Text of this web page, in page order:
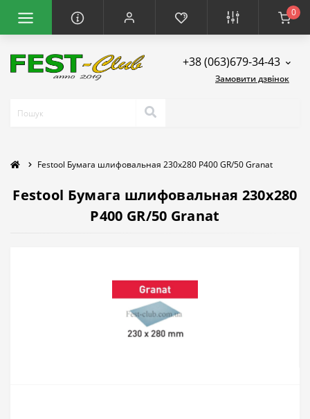
0
+38 (063)679-34-43
Замовити дзвінок
Festool Бумага шлифовальная 230x280 P400 GR/50 Granat
Festool Бумага шлифовальная 230x280
P400 GR/50 Granat